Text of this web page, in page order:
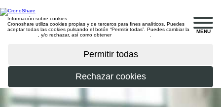
MENU
Información sobre cookies
Cronoshare utiliza cookies propias y de terceros para fines analíticos. Puedes
aceptar todas las cookies pulsando el botón “Permitir todas”. Puedes cambiar la
, y/o rechazar, así como obtener